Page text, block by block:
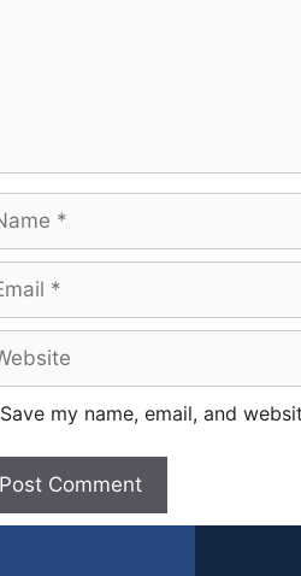
Save my name, email, and